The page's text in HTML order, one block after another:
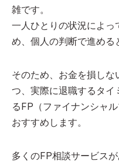
雑です。
一人ひとりの状況によっ
め、個人の判断で進める
そのため、お金を損し
つ、実際に退職するタイ
るFP（ファイナンシャ
おすすめします。
多くのFP相談サービス